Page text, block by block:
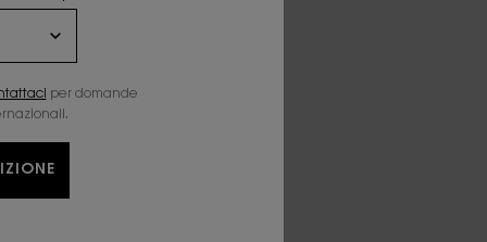
per domande